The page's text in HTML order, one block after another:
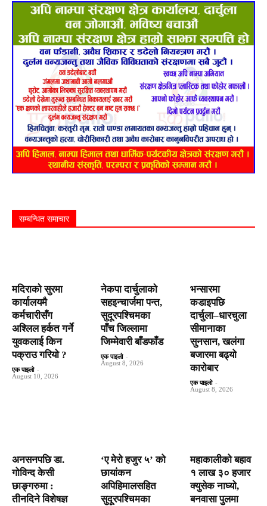
सम्बन्धित समाचार
मदिराको सुरमा
कार्यालयमै
कर्मचारीसँग
अश्लिल हर्कत गर्ने
युवकलाई किन
पक्राउ गरियाे ?
एक पाइलो -
August 10, 2026
नेकपा दार्चुलाको
सहइन्चार्जमा पन्त,
सुदूरपश्चिमका
पाँच जिल्लामा
जिम्मेवारी बाँडफाँड
एक पाइलो -
August 8, 2026
भन्सारमा
कडाइपछि
दार्चुला–धारचुला
सीमानाका
सुनसान, खलंगा
बजारमा बढ्यो
कारोबार
एक पाइलो -
August 8, 2026
अनसनपछि डा.
गोविन्द केसी
छाङ्गरुमा :
तीनदिने विशेषज्ञ
‘ए मेरो हजुर ५’ को
छायांकन
अपिहिमालसहित
सुदूरपश्चिमका
महाकालीको बहाव
१ लाख ३० हजार
क्युसेक नाघ्यो,
बनवासा पुलमा